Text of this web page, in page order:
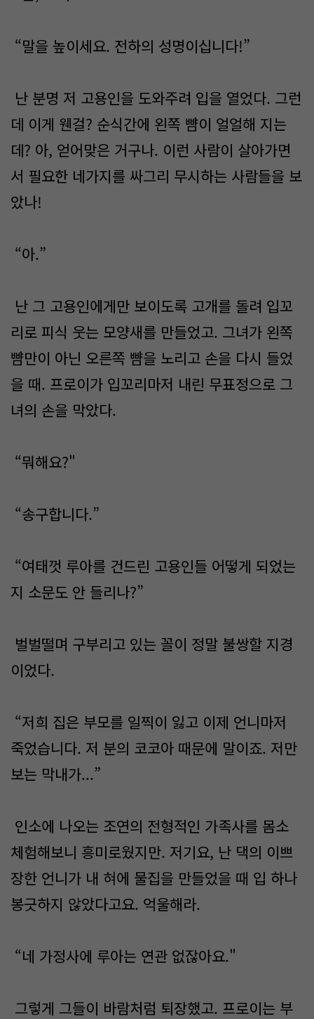
“말을 높이세요. 전하의 성명이십니다!”
난 분명 저 고용인을 도와주려 입을 열었다. 그런
데 이게 웬걸? 순식간에 왼쪽 뺨이 얼얼해 지는
데? 아, 얻어맞은 거구나. 이런 사람이 살아가면
서 필요한 네가지를 싸그리 무시하는 사람들을 보
았나!
“아.”
난 그 고용인에게만 보이도록 고개를 돌려 입꼬
리로 피식 웃는 모양새를 만들었고. 그녀가 왼쪽
뺨만이 아닌 오른쪽 뺨을 노리고 손을 다시 들었
을 때. 프로이가 입꼬리마저 내린 무표정으로 그
녀의 손을 막았다.
“뭐해요?"
“송구합니다.”
“여태껏 루아를 건드린 고용인들 어떻게 되었는
지 소문도 안 들리나?”
벌벌떨며 구부리고 있는 꼴이 정말 불쌍할 지경
이었다.
“저희 집은 부모를 일찍이 잃고 이제 언니마저
죽었습니다. 저 분의 코코아 때문에 말이죠. 저만
보는 막내가...”
인소에 나오는 조연의 전형적인 가족사를 몸소
체험해보니 흥미로웠지만. 저기요, 난 댁의 이쁘
장한 언니가 내 혀에 물집을 만들었을 때 입 하나
봉긋하지 않았다고요. 억울해라.
“네 가정사에 루아는 연관 없잖아요."
그렇게 그들이 바람처럼 퇴장했고. 프로이는 부